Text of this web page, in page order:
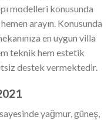
modelleri konusunda
arayın. Konusunda
en uygun villa
teknik hem estetik
destek vermektedir.
yağmur, güneş,